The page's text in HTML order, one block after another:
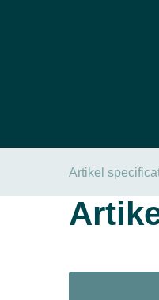
Artikel